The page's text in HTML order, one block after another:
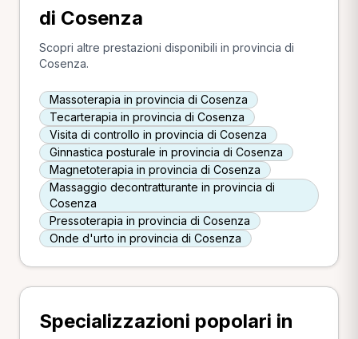
di Cosenza
Scopri altre prestazioni disponibili in provincia di
Cosenza.
Massoterapia in provincia di Cosenza
Tecarterapia in provincia di Cosenza
Visita di controllo in provincia di Cosenza
Ginnastica posturale in provincia di Cosenza
Magnetoterapia in provincia di Cosenza
Massaggio decontratturante in provincia di
Cosenza
Pressoterapia in provincia di Cosenza
Onde d'urto in provincia di Cosenza
Specializzazioni popolari in